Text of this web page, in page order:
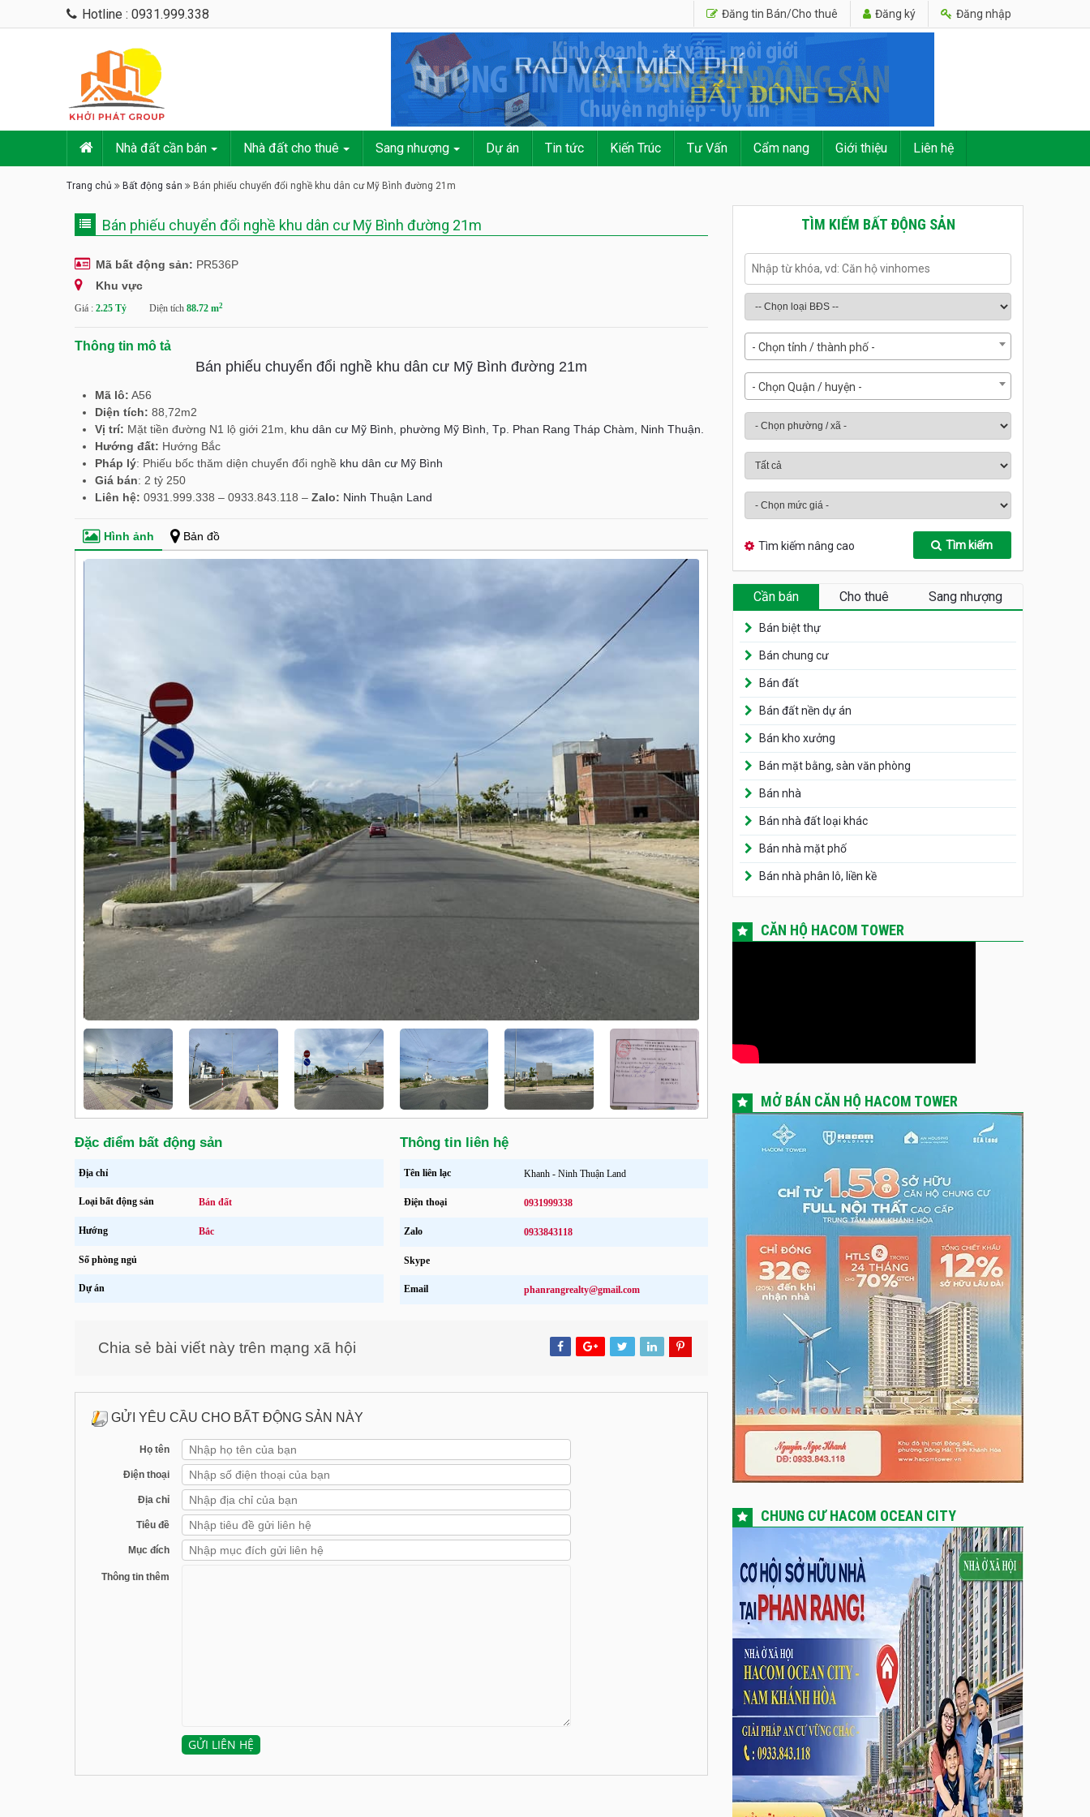
Hotline : 0931.999.338 Đăng tin Bán/Cho thuê Đăng ký Đăng nhập
Nhà đất cần bán Nhà đất cho thuê Sang nhượng Dự án Tin tức Kiến Trúc Tư Vấn Cẩm nang Giới thiệu Liên hệ
Trang chủ Bất động sản Bán phiếu chuyển đổi nghề khu dân cư Mỹ Bình đường 21m
Bán phiếu chuyển đổi nghề khu dân cư Mỹ Bình đường 21m
Mã bất động sản: PR536P
Khu vực
Giá : 2.25 Tỷ Diện tích 88.72 m2
Thông tin mô tả
Bán phiếu chuyển đổi nghề khu dân cư Mỹ Bình đường 21m
Mã lô: A56
Diện tích: 88,72m2
Vị trí: Mặt tiền đường N1 lộ giới 21m, khu dân cư Mỹ Bình, phường Mỹ Bình, Tp. Phan Rang Tháp Chàm, Ninh Thuận.
Hướng đất: Hướng Bắc
Pháp lý: Phiếu bốc thăm diện chuyển đổi nghề khu dân cư Mỹ Bình
Giá bán: 2 tỷ 250
Liên hệ: 0931.999.338 – 0933.843.118 – Zalo: Ninh Thuận Land
Hình ảnh Bản đồ
Đặc điểm bất động sản
Địa chỉ
Loại bất động sản Bán đất
Hướng Bắc
Số phòng ngủ
Dự án
Thông tin liên hệ
Tên liên lạc Khanh - Ninh Thuận Land
Điện thoại 0931999338
Zalo 0933843118
Skype
Email phanrangrealty@gmail.com
Chia sẻ bài viết này trên mạng xã hội
GỬI YÊU CẦU CHO BẤT ĐỘNG SẢN NÀY
Họ tên
Điện thoại
Địa chỉ
Tiêu đề
Mục đích
Thông tin thêm
TÌM KIẾM BẤT ĐỘNG SẢN
- Chọn tỉnh / thành phố -
- Chọn Quận / huyện -
Tìm kiếm nâng cao Tìm kiếm
Cần bán Cho thuê Sang nhượng
Bán biệt thự
Bán chung cư
Bán đất
Bán đất nền dự án
Bán kho xưởng
Bán mặt bằng, sàn văn phòng
Bán nhà
Bán nhà đất loại khác
Bán nhà mặt phố
Bán nhà phân lô, liền kề
CĂN HỘ HACOM TOWER
MỞ BÁN CĂN HỘ HACOM TOWER
CHUNG CƯ HACOM OCEAN CITY